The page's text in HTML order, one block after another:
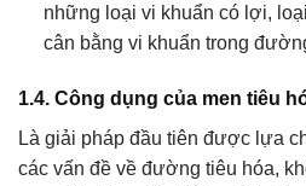
những loại vi khuẩn có lợi,
cân bằng vi khuẩn trong
1.4. Công dụng của men tiêu
Là giải pháp đầu tiên được lựa
các vấn đề về đường tiêu hóa,